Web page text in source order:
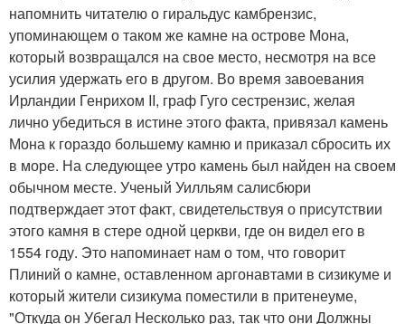
напомнить читателю о гиральдус камбрензис,
упоминающем о таком же камне на острове Мона,
который возвращался на свое место, несмотря на все
усилия удержать его в другом. Во время завоевания
Ирландии Генрихом II, граф Гуго сестрензис, желая
лично убедиться в истине этого факта, привязал камень
Мона к гораздо большему камню и приказал сбросить их
в море. На следующее утро камень был найден на своем
обычном месте. Ученый Уилльям салисбюри
подтверждает этот факт, свидетельствуя о присутствии
этого камня в стере одной церкви, где он видел его в
1554 году. Это напоминает нам о том, что говорит
Плиний о камне, оставленном аргонавтами в сизикуме и
который жители сизикума поместили в притенеуме,
"Откуда он Убегал Несколько раз, так что они Должны